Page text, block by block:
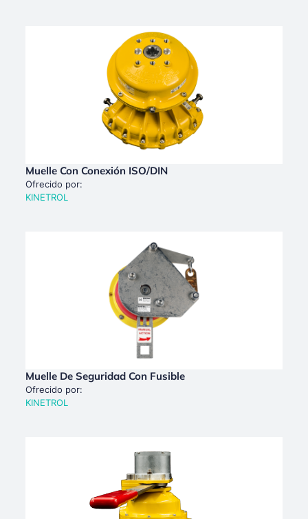
Muelle Con Conexión ISO/DIN
Ofrecido por:
KINETROL
Muelle De Seguridad Con Fusible
Ofrecido por:
KINETROL